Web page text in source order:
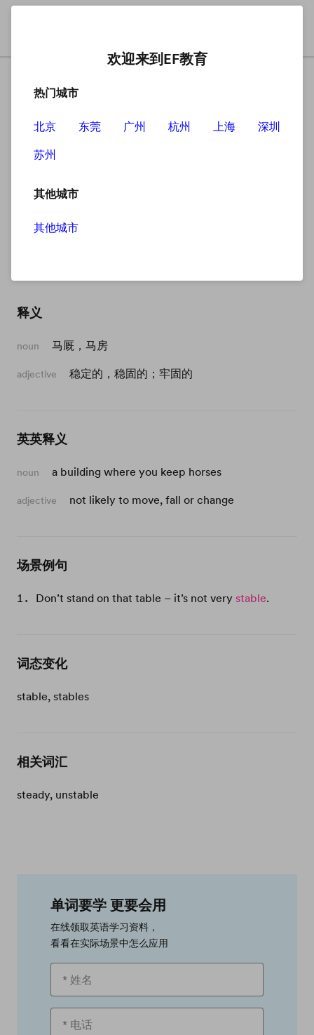
stable
释义
noun 马厩，马房
adjective 稳定的，稳固的；牢固的
英英释义
noun a building where you keep horses
adjective not likely to move, fall or change
场景例句
Don’t stand on that table – it’s not very stable.
词态变化
stable, stables
相关词汇
steady, unstable
单词要学 更要会用
在线领取英语学习资料，
看看在实际场景中怎么应用
欢迎来到EF教育
热门城市
北京 东莞 广州 杭州 上海
深圳
苏州
其他城市
其他城市